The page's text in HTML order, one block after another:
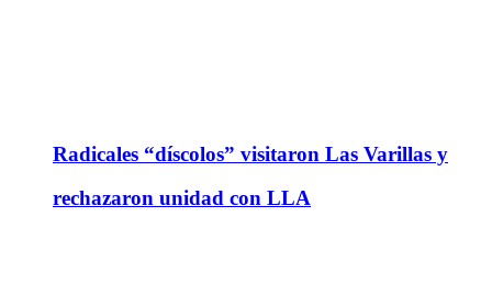
Radicales “díscolos” visitaron Las Varillas y
rechazaron unidad con LLA